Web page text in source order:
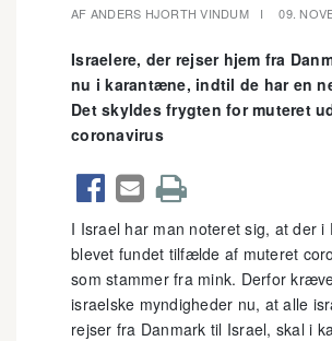
AF ANDERS HJORTH VINDUM 09.
Israelere, der rejser hjem fra
nu i karantæne, indtil de har en
Det skyldes frygten for muteret
coronavirus
  
I Israel har man noteret sig, at der i
blevet fundet tilfælde af muteret
som stammer fra mink. Derfor
israelske myndigheder nu, at alle
rejser fra Danmark til Israel, skal i